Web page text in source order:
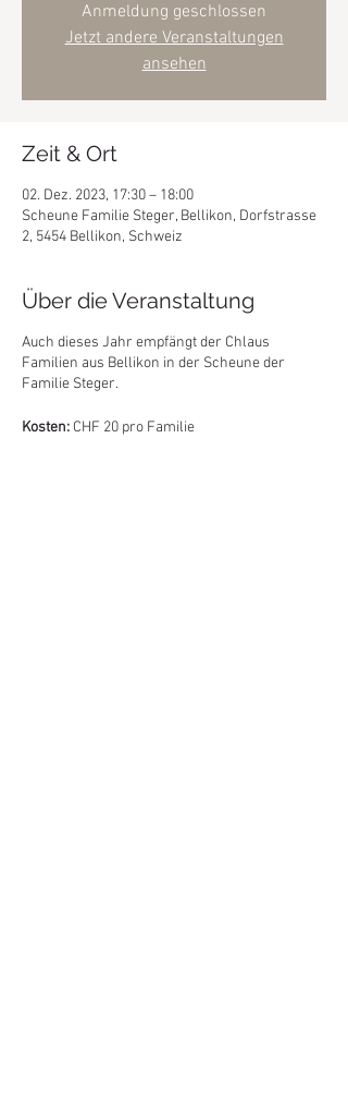
Anmeldung geschlossen
Jetzt andere Veranstaltungen
ansehen
Zeit & Ort
02. Dez. 2023, 17:30 – 18:00
Scheune Familie Steger, Bellikon, Dorfstrasse
2, 5454 Bellikon, Schweiz
Über die Veranstaltung
Auch dieses Jahr empfängt der Chlaus
Familien aus Bellikon in der Scheune der
Familie Steger.
Kosten: CHF 20 pro Familie